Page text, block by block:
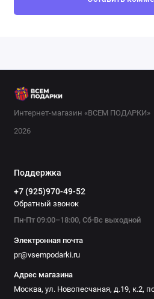
Интернет-магазин «ВСЕМ ПОДАРКИ»
2026
Поддержка
+7 (925)970-49-52
Обратный звонок
Пн-Пт 09:00–18:00, Сб-Вс выходной
Электронная почта
pr@vsempodarki.ru
Адрес магазина
Москва, ул. Новопесчаная, д.19, к.2,